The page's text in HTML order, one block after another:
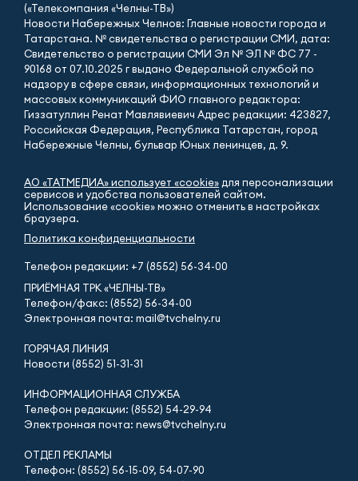
(«Телекомпания «Челны-ТВ»)
Новости Набережных Челнов: Главные новости города и
Татарстана. № свидетельства о регистрации СМИ, дата:
Свидетельство о регистрации СМИ Эл № ЭЛ № ФС 77 -
90168 от 07.10.2025 г выдано Федеральной службой по
надзору в сфере связи, информационных технологий и
массовых коммуникаций ФИО главного редактора:
Гиззатуллин Ренат Мавлявиевич Адрес редакции: 423827,
Российская Федерация, Республика Татарстан, город
Набережные Челны, бульвар Юных ленинцев, д. 9.
АО «ТАТМЕДИА» использует «cookie» для персонализации
сервисов и удобства пользователей сайтом.
Использование «cookie» можно отменить в настройках
браузера.
Политика конфиденциальности
Телефон редакции: +7 (8552) 56-34-00
ПРИЁМНАЯ ТРК «ЧЕЛНЫ-ТВ»
Телефон/факс: (8552) 56-34-00
Электронная почта: mail@tvchelny.ru
ГОРЯЧАЯ ЛИНИЯ
Новости (8552) 51-31-31
ИНФОРМАЦИОННАЯ СЛУЖБА
Телефон редакции: (8552) 54-29-94
Электронная почта: news@tvchelny.ru
ОТДЕЛ РЕКЛАМЫ
Телефон: (8552) 56-15-09, 54-07-90